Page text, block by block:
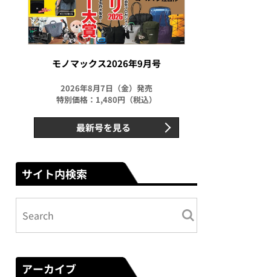
モノマックス2026年9月号
2026年8月7日（金）発売
特別価格：1,480円（税込）
最新号を見る
サイト内検索
アーカイブ